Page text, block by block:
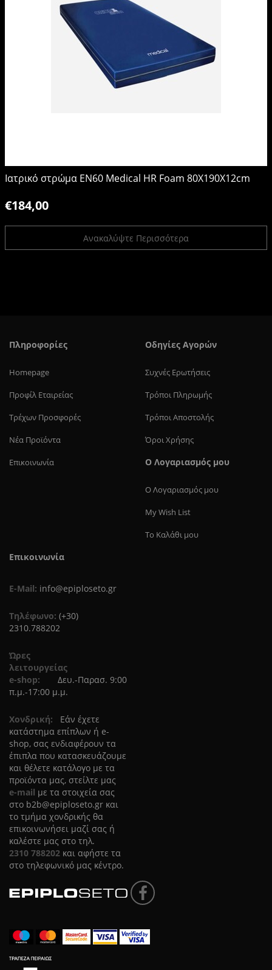
Ιατρικό στρώμα EN60 Medical HR Foam 80Χ190Χ12cm
€184,00
Ανακαλύψτε Περισσότερα
Πληροφορίες
Homepage
Προφίλ Eταιρείας
Τρέχων Προσφορές
Νέα Προϊόντα
Επικοινωνία
Οδηγίες Αγορών
Συχνές Ερωτήσεις
Τρόποι Πληρωμής
Τρόποι Αποστολής
Όροι Χρήσης
Ο Λογαριασμός μου
Ο Λογαριασμός μου
My Wish List
Το Καλάθι μου
Επικοινωνία
E-Mail: info@epiploseto.gr
Τηλέφωνο: (+30)
2310.788202
Ώρες
λειτουργείας
e-shop:
Δευ.-Παρασ. 9:00
π.μ.-17:00 μ.μ.
Χονδρική:
Eάν έχετε
κατάστημα επίπλων ή e-
shop, σας ενδιαφέρουν τα
έπιπλα που κατασκευάζουμε
και θέλετε κατάλογο με τα
προϊόντα μας, στείλτε μας
e-mail με τα στοιχεία σας
στο b2b@epiploseto.gr και
το τμήμα χονδρικής θα
επικοινωνήσει μαζί σας ή
καλέστε μας στο τηλ.
2310 788202 και αφήστε τα
στο τηλεφωνικό μας κέντρο.